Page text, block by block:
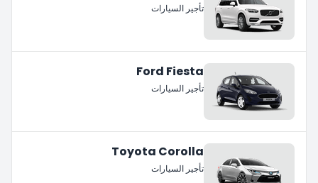
تأجير السيارات
Ford Fiesta
تأجير السيارات
Toyota Corolla
تأجير السيارات